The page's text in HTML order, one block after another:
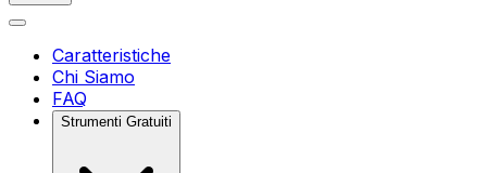
Caratteristiche
Chi Siamo
FAQ
Strumenti Gratuiti